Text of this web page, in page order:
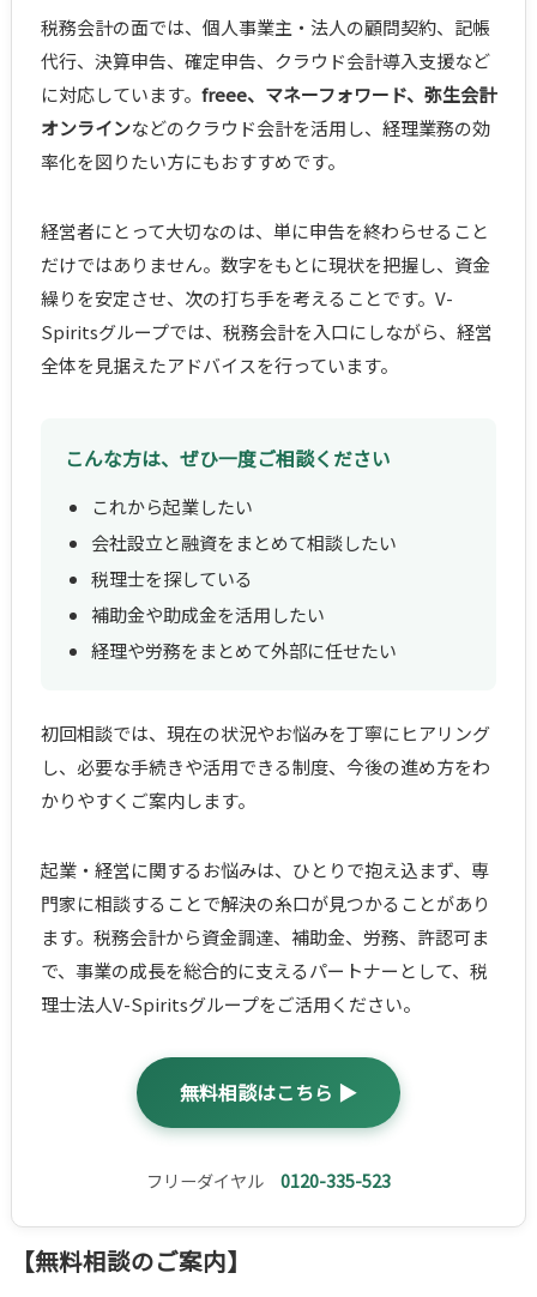
税務会計の面では、個人事業主・法人の顧問契約、記帳
代行、決算申告、確定申告、クラウド会計導入支援など
に対応しています。 freee、マネーフォワード、弥生会計
オンラインなどのクラウド会計を活用し、経理業務の効
率化を図りたい方にもおすすめです。
経営者にとって大切なのは、単に申告を終わらせること
だけではありません。数字をもとに現状を把握し、資金
繰りを安定させ、次の打ち手を考えることです。V-
Spiritsグループでは、税務会計を入口にしながら、経営
全体を見据えたアドバイスを行っています。
こんな方は、ぜひ一度ご相談ください
これから起業したい
会社設立と融資をまとめて相談したい
税理士を探している
補助金や助成金を活用したい
経理や労務をまとめて外部に任せたい
初回相談では、現在の状況やお悩みを丁寧にヒアリング
し、必要な手続きや活用できる制度、今後の進め方をわ
かりやすくご案内します。
起業・経営に関するお悩みは、ひとりで抱え込まず、専
門家に相談することで解決の糸口が見つかることがあり
ます。税務会計から資金調達、補助金、労務、許認可ま
で、事業の成長を総合的に支えるパートナーとして、税
理士法人V-Spiritsグループをご活用ください。
無料相談はこちら ▶
フリーダイヤル 0120-335-523
【無料相談のご案内】